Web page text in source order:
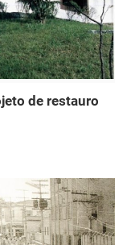
de restauro